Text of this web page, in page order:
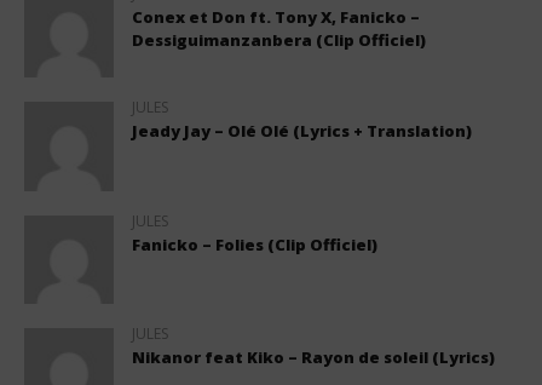
Conex et Don ft. Tony X, Fanicko –
Dessiguimanzanbera (Clip Officiel)
JULES
Jeady Jay – Olé Olé (Lyrics + Translation)
JULES
Fanicko – Folies (Clip Officiel)
JULES
Nikanor feat Kiko – Rayon de soleil (Lyrics)